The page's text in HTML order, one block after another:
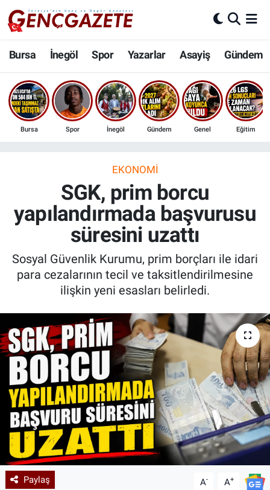
Bursa İnegöl Spor Yazarlar Asayiş Gündem
Bursa Spor İnegöl Gündem Genel Eğitim
EKONOMI
SGK, prim borcu
yapılandırmada başvurusu
süresini uzattı
Sosyal Güvenlik Kurumu, prim borçları ile idari
para cezalarının tecil ve taksitlendirilmesine
ilişkin yeni esasları belirledi.
Paylaş A- A+
Bursa
İnegöl
3.SAYFA
Ekonomi
İnanç
Kadın & Aile
Kültür & Sanat
Sağlık
Siyaset
Teknoloji
Yazarlar
Astroloji-Rüya
Nöbetçi Eczaneler
Hava Durumu
Trafik Durumu
Son Dakika Haberleri
Haber Arşivi